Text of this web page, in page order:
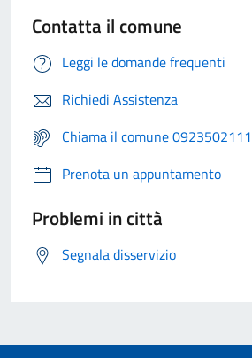
Contatta il comune
Leggi le domande frequenti
Richiedi Assistenza
Chiama il comune 0923502111
Prenota un appuntamento
Problemi in città
Segnala disservizio